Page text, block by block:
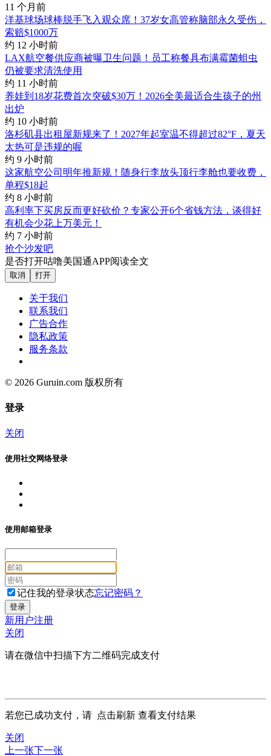
11 个月前
洋基球场球棒脱手飞入观众席！37岁女高管称脑部永久受伤，
索赔$1000万
约 12 小时前
LAX航空餐供应商被曝卫生问题！员工称餐具布满霉菌蛆虫
仍被要求清洗使用
约 11 小时前
养娃到18岁花费首次突破$30万！2026全美最适合生孩子的州
出炉
约 10 小时前
洛杉矶县出租屋新规来了！2027年起室温不得超过82°F，夏天
太热可是违规的喔
约 9 小时前
这家航空公司明年推新规！随身行李放头顶行李舱也要收费，
单程$18起
约 8 小时前
高利率下买房反而更好砍价？专家公开6个省钱方法，谈得好
有机会少花上万美元！
约 7 小时前
抢个沙发吧
是否打开咕噜美国通APP阅读全文
取消 打开
关于我们
联系我们
广告合作
隐私政策
服务条款
© 2026 Guruin.com 版权所有
登录
关闭
使用社交网络登录
使用邮箱登录
记住我的登录状态忘记密码？
新用户注册
关闭
请在微信中扫描下方二维码完成支付
若您已成功支付，请 点击刷新 查看支付结果
关闭
上一张下一张